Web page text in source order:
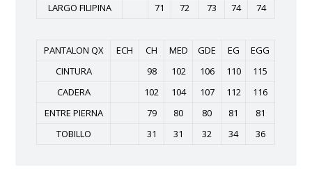
LARGO FILIPINA
71 72 73 74 74
PANTALON QX ECH CH MED GDE EG
EGG
CINTURA
98 102 106 110
115
CADERA
102 104 107 112
116
ENTRE PIERNA
79 80 80 81
81
TOBILLO
31 31 32 34 36